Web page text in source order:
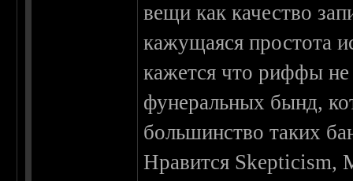
вещи как качество
кажущаяся простота
кажется что риффы
фунеральных бынд,
большинство таких
Нравится Skepticism,